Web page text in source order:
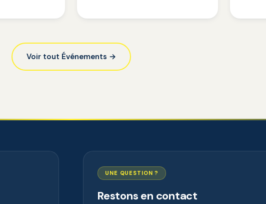
Voir tout Événements →
UNE QUESTION ?
Restons en contact